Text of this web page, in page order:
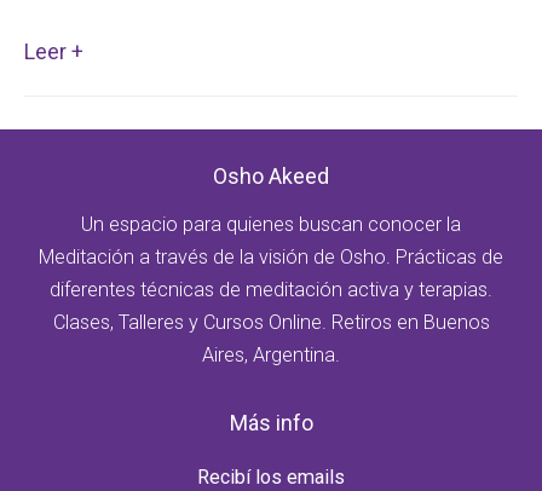
Las
Gurdjieff
Por
Leer +
Osho Akeed
Un espacio para quienes buscan conocer la
Meditación a través de la visión de Osho. Prácticas de
diferentes técnicas de meditación activa y terapias.
Clases, Talleres y Cursos Online. Retiros en Buenos
Aires, Argentina.
Más info
Recibí los emails